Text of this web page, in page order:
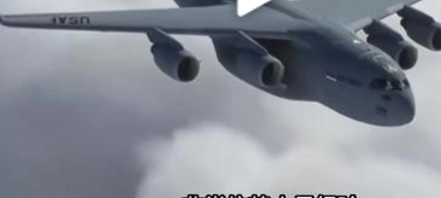
夏日经济乘“热”而上 消费市场向“新”而行
白海豚将正面袭击贯穿浙江
酒店回应车内过夜被收150元